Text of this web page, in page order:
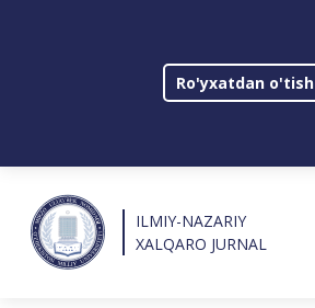
Ro'yxatdan o'tish
ILMIY-NAZARIY
XALQARO JURNAL